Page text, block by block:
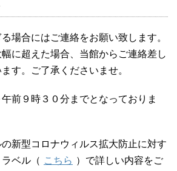
場合にはご連絡をお願い致します。
に超えた場合、当館からご連絡差し
す。ご了承くださいませ。
前９時３０分までとなっておりま
新型コロナウィルス拡大防止に対す
ベル（ こちら ）で詳しい内容をご